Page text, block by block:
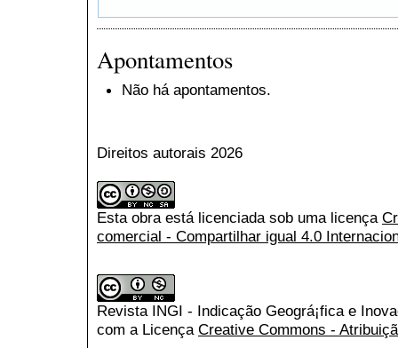
Apontamentos
Não há apontamentos.
Direitos autorais 2026
Esta obra está licenciada sob uma licença
comercial - Compartilhar igual 4.0
Revista INGI - Indicação Geográ¡fica e
com a Licença Creative Commons -